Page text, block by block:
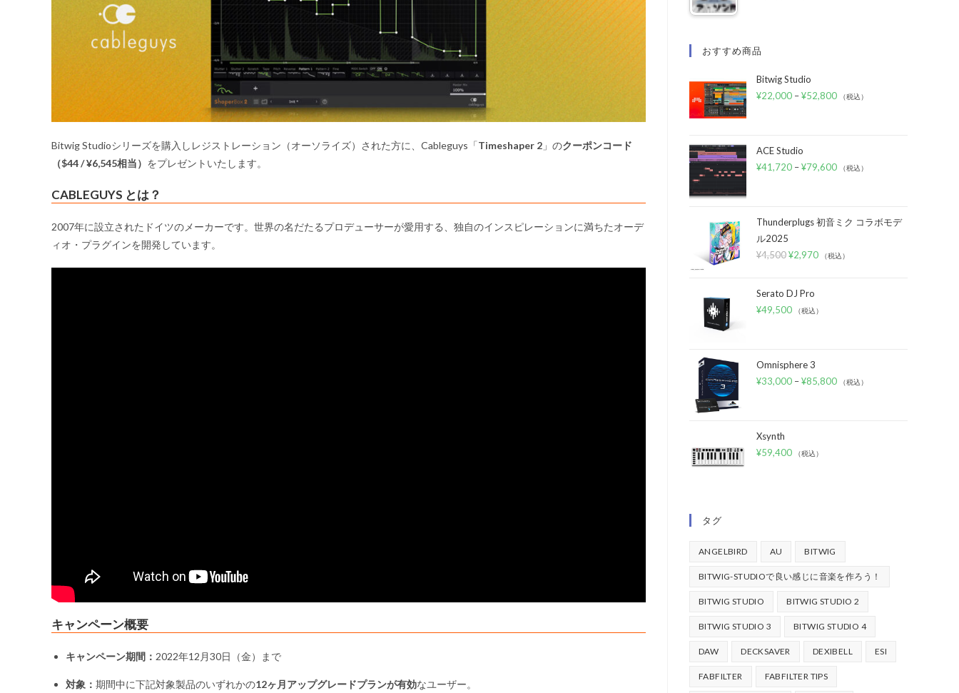
Bitwig Studioシリーズを購入しレジストレーション（オーソライズ）された方に、Cableguys「Timeshaper 2 」のクーポンコード
（$44 / ¥6,545相当） をプレゼントいたします。
CABLEGUYS とは？
2007年に設立されたドイツのメーカーです。世界の名だたるプロデューサーが愛用する、独自のインスピレーションに満ちたオーデ
ィオ・プラグインを開発しています。
キャンペーン概要
キャンペーン期間： 2022年12月30日（金）まで
対象： 期間中に下記対象製品のいずれかの12ヶ月アップグレードプランが有効なユーザー。
おすすめ商品
Bitwig Studio
¥22,000 –¥52,800 （税込）
ACE Studio
¥41,720 –¥79,600 （税込）
Thunderplugs 初音ミク コラボモデ
ル2025
¥4,500¥2,970 （税込）
Serato DJ Pro
¥49,500 （税込）
Omnisphere 3
¥33,000 –¥85,800 （税込）
Xsynth
¥59,400 （税込）
タグ
ANGELBIRD AU BITWIG
BITWIG-STUDIOで良い感じに音楽を作ろう！
BITWIG STUDIO BITWIG STUDIO 2
BITWIG STUDIO 3 BITWIG STUDIO 4
DAW DECKSAVER DEXIBELL ESI
FABFILTER FABFILTER TIPS